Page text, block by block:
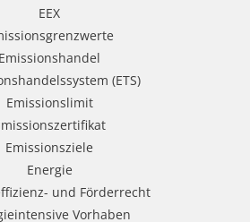
EEX
Emissionshandel
(ETS)
Emissionslimit
Emissionsziele
Energie
und Förderrecht
Vorhaben